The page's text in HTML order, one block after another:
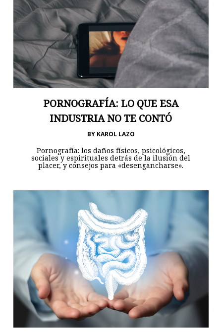
PORNOGRAFÍA: LO QUE ESA
INDUSTRIA NO TE CONTÓ
BY KAROL LAZO
Pornografía: los daños físicos, psicológicos,
sociales y espirituales detrás de la ilusión del
placer, y consejos para «desengancharse».